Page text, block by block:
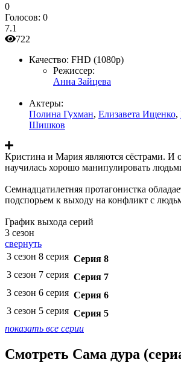
0
Голосов: 0
7.1
722
Качество: FHD (1080p)
Режиссер:
Анна Зайцева
Актеры:
Полина Гухман, Елизавета Ищенко,
Шишков
Кристина и Мария являются сёстрами. И
научилась хорошо манипулировать
Семнадцатилетняя протагонистка
подспорьем к выходу на конфликт с
График выхода серий
3 сезон
свернуть
3 сезон 8 серия Серия 8
3 сезон 7 серия Серия 7
3 сезон 6 серия Серия 6
3 сезон 5 серия Серия 5
показать все серии
Смотреть Сама дура